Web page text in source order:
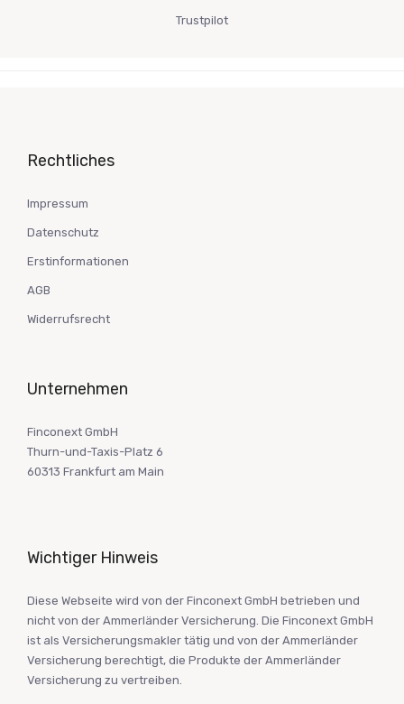
Trustpilot
Rechtliches
Impressum
Datenschutz
Erstinformationen
AGB
Widerrufsrecht
Unternehmen
Finconext GmbH
Thurn-und-Taxis-Platz 6
60313 Frankfurt am Main
Wichtiger Hinweis
Diese Webseite wird von der Finconext GmbH betrieben und
nicht von der Ammerländer Versicherung. Die Finconext GmbH
ist als Versicherungsmakler tätig und von der Ammerländer
Versicherung berechtigt, die Produkte der Ammerländer
Versicherung zu vertreiben.